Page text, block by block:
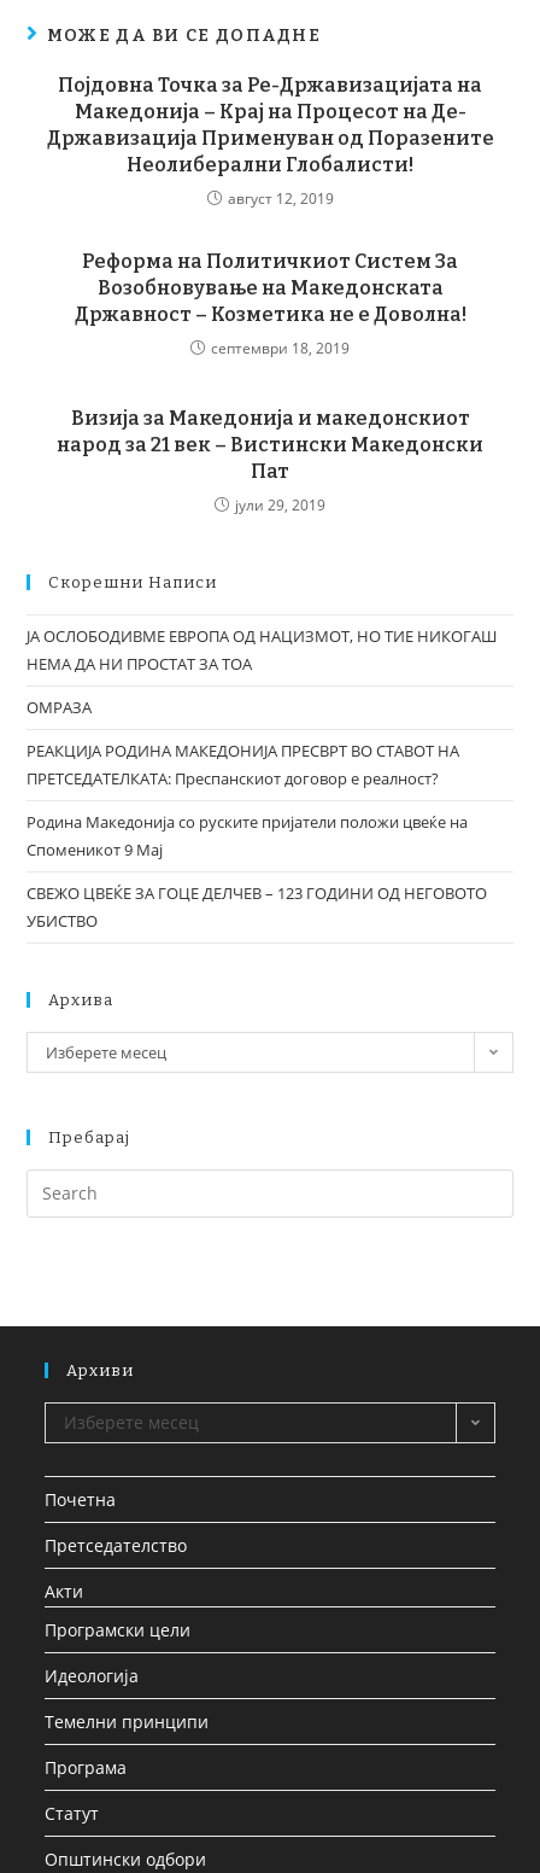
МОЖЕ ДА ВИ СЕ ДОПАДНЕ
Појдовна Точка за Ре-Државизацијата на
Македонија – Крај на Процесот на Де-
Државизација Применуван од Поразените
Неолиберални Глобалисти!
август 12, 2019
Реформа на Политичкиот Систем За
Возобновување на Македонската
Државност – Козметика не е Доволна!
септември 18, 2019
Визија за Македонија и македонскиот
народ за 21 век – Вистински Македонски
Пат
јули 29, 2019
Скорешни Написи
ЈА ОСЛОБОДИВМЕ ЕВРОПА ОД НАЦИЗМОТ, НО ТИЕ НИКОГАШ
НЕМА ДА НИ ПРОСТАТ ЗА ТОА
ОМРАЗА
РЕАКЦИЈА РОДИНА МАКЕДОНИЈА ПРЕСВРТ ВО СТАВОТ НА
ПРЕТСЕДАТЕЛКАТА: Преспанскиот договор е реалност?
Родина Македонија со руските пријатели положи цвеќе на
Споменикот 9 Мај
СВЕЖО ЦВЕЌЕ ЗА ГОЦЕ ДЕЛЧЕВ – 123 ГОДИНИ ОД НЕГОВОТО
УБИСТВО
Архива
Изберете месец
Пребарај
Архиви
Изберете месец
Почетна
Претседателство
Акти
Програмски цели
Идеологија
Темелни принципи
Програма
Статут
Општински одбори